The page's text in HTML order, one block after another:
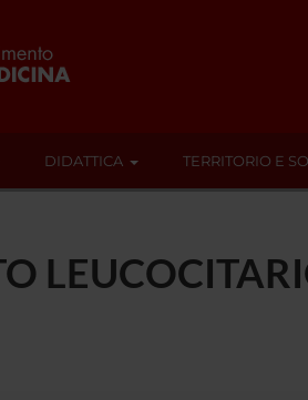
DIDATTICA TERRITORIO E